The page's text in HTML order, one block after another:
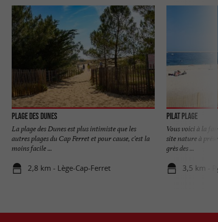
Plage des Dunes
La plage des Dunes est plus intimiste que les
autres plages du Cap Ferret et pour cause, c'est la
moins facile ...
2,8 km - Lège-Cap-Ferret
Pilat Plage
Vous voici à la
site nature à
grès des ...
3,5 km -